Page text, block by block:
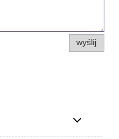
wyślij